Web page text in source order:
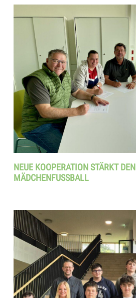
NEUE KOOPERATION STÄRKT DEN
MÄDCHENFUSSBALL